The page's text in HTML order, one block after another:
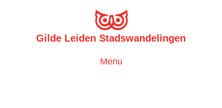
Gilde Leiden Stadswandelingen
Toggle
Menu